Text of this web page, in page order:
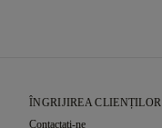
ÎNGRIJIREA CLIENȚILOR
Contactați-ne